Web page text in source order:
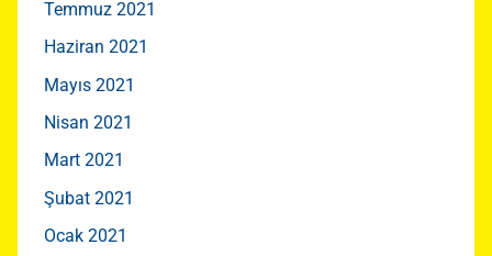
Temmuz 2021
Haziran 2021
Mayıs 2021
Nisan 2021
Mart 2021
Şubat 2021
Ocak 2021